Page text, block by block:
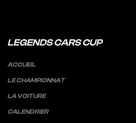
LEGENDS CARS CUP
ACCUEIL
LE CHAMPIONNAT
LA VOITURE
CALENDRIER